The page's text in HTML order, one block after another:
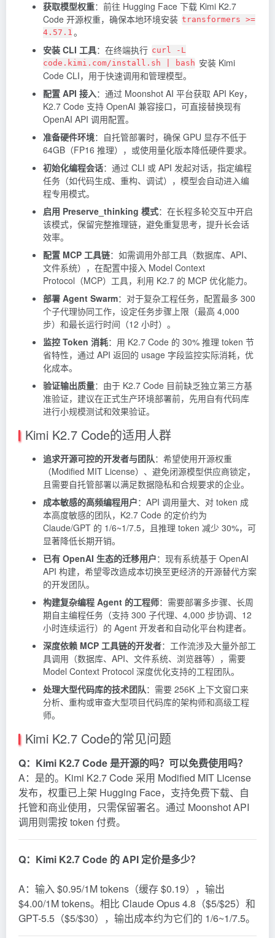
获取模型权重：前往 Hugging Face 下载 Kimi K2.7
Code 开源权重，确保本地环境安装 transformers >=
4.57.1 。
安装 CLI 工具：在终端执行 curl -L
code.kimi.com/install.sh | bash 安装 Kimi
Code CLI，用于快速调用和管理模型。
配置 API 接入：通过 Moonshot AI 平台获取 API Key，
K2.7 Code 支持 OpenAI 兼容接口，可直接替换现有
OpenAI API 调用配置。
准备硬件环境：自托管部署时，确保 GPU 显存不低于
64GB（FP16 推理），或使用量化版本降低硬件要求。
初始化编程会话：通过 CLI 或 API 发起对话，指定编程
任务（如代码生成、重构、调试），模型会自动进入编
程专用模式。
启用 Preserve_thinking 模式：在长程多轮交互中开启
该模式，保留完整推理链，避免重复思考，提升长会话
效率。
配置 MCP 工具链：如需调用外部工具（数据库、API、
文件系统），在配置中接入 Model Context
Protocol（MCP）工具，利用 K2.7 的 MCP 优化能力。
部署 Agent Swarm：对于复杂工程任务，配置最多 300
个子代理协同工作，设定任务步骤上限（最高 4,000
步）和最长运行时间（12 小时）。
监控 Token 消耗：用 K2.7 Code 的 30% 推理 token 节
省特性，通过 API 返回的 usage 字段监控实际消耗，优
化成本。
验证输出质量：由于 K2.7 Code 目前缺乏独立第三方基
准验证，建议在正式生产环境部署前，先用自有代码库
进行小规模测试和效果验证。
Kimi K2.7 Code的适用人群
追求开源可控的开发者与团队：希望使用开源权重
（Modified MIT License）、避免闭源模型供应商锁定，
且需要自托管部署以满足数据隐私和合规要求的企业。
成本敏感的高频编程用户：API 调用量大、对 token 成
本高度敏感的团队，K2.7 Code 的定价约为
Claude/GPT 的 1/6~1/7.5，且推理 token 减少 30%，可
显著降低长期开销。
已有 OpenAI 生态的迁移用户：现有系统基于 OpenAI
API 构建，希望零改造成本切换至更经济的开源替代方案
的开发团队。
构建复杂编程 Agent 的工程师：需要部署多步骤、长周
期自主编程任务（支持 300 子代理、4,000 步协调、12
小时连续运行）的 Agent 开发者和自动化平台构建者。
深度依赖 MCP 工具链的开发者：工作流涉及大量外部工
具调用（数据库、API、文件系统、浏览器等），需要
Model Context Protocol 深度优化支持的工程团队。
处理大型代码库的技术团队：需要 256K 上下文窗口来
分析、重构或审查大型项目代码库的架构师和高级工程
师。
Kimi K2.7 Code的常见问题
Q：Kimi K2.7 Code 是开源的吗？可以免费使用吗？
A：是的。Kimi K2.7 Code 采用 Modified MIT License
发布，权重已上架 Hugging Face，支持免费下载、自
托管和商业使用，只需保留署名。通过 Moonshot API
调用则需按 token 付费。
Q：Kimi K2.7 Code 的 API 定价是多少？
A：输入 $0.95/1M tokens（缓存 $0.19），输出
$4.00/1M tokens。相比 Claude Opus 4.8（$5/$25）和
GPT-5.5（$5/$30），输出成本约为它们的 1/6~1/7.5。